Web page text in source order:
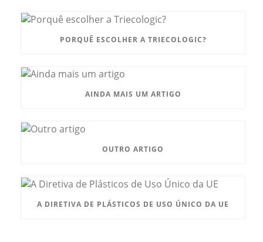
PORQUÊ ESCOLHER A TRIECOLOGIC?
AINDA MAIS UM ARTIGO
OUTRO ARTIGO
A DIRETIVA DE PLÁSTICOS DE USO ÚNICO DA UE